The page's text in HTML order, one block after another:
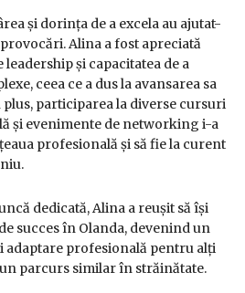
și dorința de a excela au ajutat-
provocări. Alina a fost apreciată
și capacitatea de a
ceea ce a dus la avansarea sa
participarea la diverse cursuri
și evenimente de networking i-a
profesională și să fie la curent
dedicată, Alina a reușit să își
succes în Olanda, devenind un
adaptare profesională pentru alți
parcurs similar în străinătate.